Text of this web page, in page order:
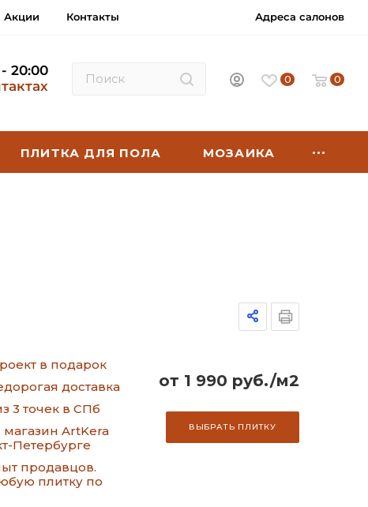
Акции Контакты Адреса салонов
20:00
0 0
ПЛИТКА ДЛЯ ПОЛА МОЗАИКА
в подарок
доставка
3 точек в СПб
ArtKera
Петербурге
продавцов.
плитку по
от 1 990 руб./м2
ВЫБРАТЬ ПЛИТКУ